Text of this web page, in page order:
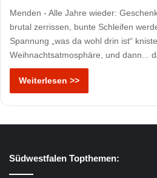
Menden - Alle Jahre wieder:
brutal zerrissen, bunte Schleifen
Spannung „was da wohl drin ist“
Weihnachtsatmosphäre, und dann...
Weiterlesen >>
Südwestfalen Topthemen: